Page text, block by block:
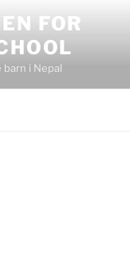
FOR
i Nepal